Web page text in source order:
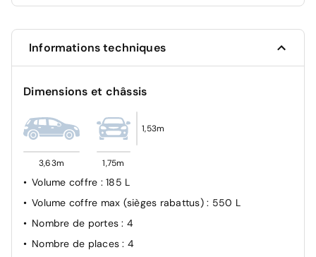
Capteur de pluie et luminosité
Informations techniques
Dimensions et châssis
3,63m 1,75m
1,53m
Volume coffre : 185 L
Volume coffre max (sièges rabattus) : 550 L
Nombre de portes: 4
Nombre de places: 4